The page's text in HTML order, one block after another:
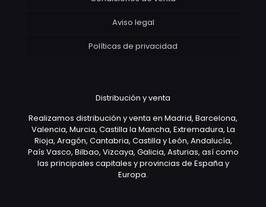
Aviso legal
Políticas de privacidad
Distribución y venta
Realizamos distribución y venta en Madrid, Barcelona,
Valencia, Murcia, Castilla la Mancha, Extremadura, La
Rioja, Aragón, Cantabria, Castilla y León, Andalucía,
País Vasco, Bilbao, Vizcaya, Galicia, Asturias, así como
las principales capitales y provincias de España y
Europa.